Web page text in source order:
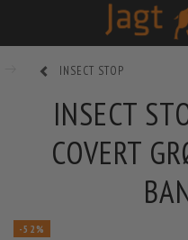
INSECT STOP
INSECT
COVERT
-52%